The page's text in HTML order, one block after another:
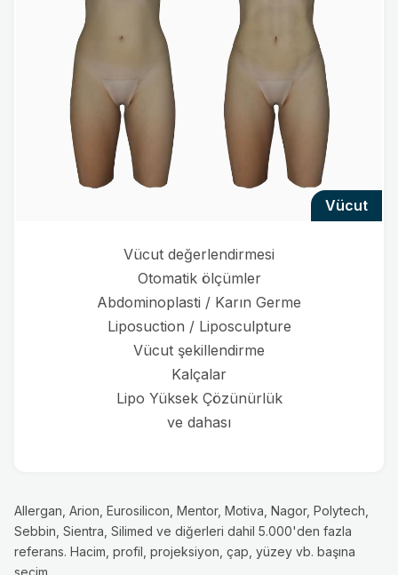
vücut
Vücut değerlendirmesi
Otomatik ölçümler
Abdominoplasti / Karın Germe
Liposuction / Liposculpture
Vücut şekillendirme
Kalçalar
Lipo Yüksek Çözünürlük
ve dahası
Allergan, Arion, Eurosilicon, Mentor, Motiva, Nagor, Polytech,
Sebbin, Sientra, Silimed ve diğerleri dahil 5.000'den fazla
referans. Hacim, profil, projeksiyon, çap, yüzey vb. başına
seçim.